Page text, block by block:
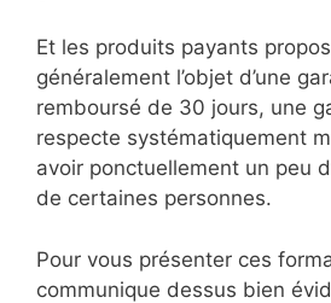
Et les produits payants
généralement l’objet d’une
remboursé de 30 jours, une
respecte systématiquement
avoir ponctuellement un peu
de certaines personnes.
Pour vous présenter ces
communique dessus bien